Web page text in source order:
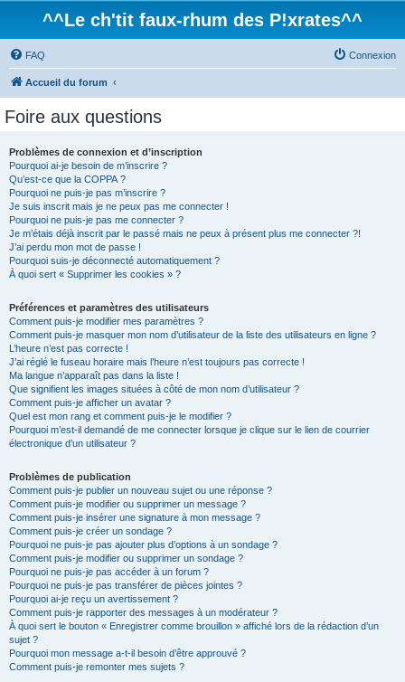
^^Le ch'tit faux-rhum des P!xrates^^
FAQ Connexion
Accueil du forum
Foire aux questions
Problèmes de connexion et d’inscription
Pourquoi ai-je besoin de m’inscrire ?
Qu’est-ce que la COPPA ?
Pourquoi ne puis-je pas m’inscrire ?
Je suis inscrit mais je ne peux pas me connecter !
Pourquoi ne puis-je pas me connecter ?
Je m’étais déjà inscrit par le passé mais ne peux à présent plus me connecter ?!
J’ai perdu mon mot de passe !
Pourquoi suis-je déconnecté automatiquement ?
À quoi sert « Supprimer les cookies » ?
Préférences et paramètres des utilisateurs
Comment puis-je modifier mes paramètres ?
Comment puis-je masquer mon nom d’utilisateur de la liste des utilisateurs en ligne ?
L’heure n’est pas correcte !
J’ai réglé le fuseau horaire mais l’heure n’est toujours pas correcte !
Ma langue n’apparaît pas dans la liste !
Que signifient les images situées à côté de mon nom d’utilisateur ?
Comment puis-je afficher un avatar ?
Quel est mon rang et comment puis-je le modifier ?
Pourquoi m’est-il demandé de me connecter lorsque je clique sur le lien de courrier
électronique d’un utilisateur ?
Problèmes de publication
Comment puis-je publier un nouveau sujet ou une réponse ?
Comment puis-je modifier ou supprimer un message ?
Comment puis-je insérer une signature à mon message ?
Comment puis-je créer un sondage ?
Pourquoi ne puis-je pas ajouter plus d’options à un sondage ?
Comment puis-je modifier ou supprimer un sondage ?
Pourquoi ne puis-je pas accéder à un forum ?
Pourquoi ne puis-je pas transférer de pièces jointes ?
Pourquoi ai-je reçu un avertissement ?
Comment puis-je rapporter des messages à un modérateur ?
À quoi sert le bouton « Enregistrer comme brouillon » affiché lors de la rédaction d’un
sujet ?
Pourquoi mon message a-t-il besoin d’être approuvé ?
Comment puis-je remonter mes sujets ?